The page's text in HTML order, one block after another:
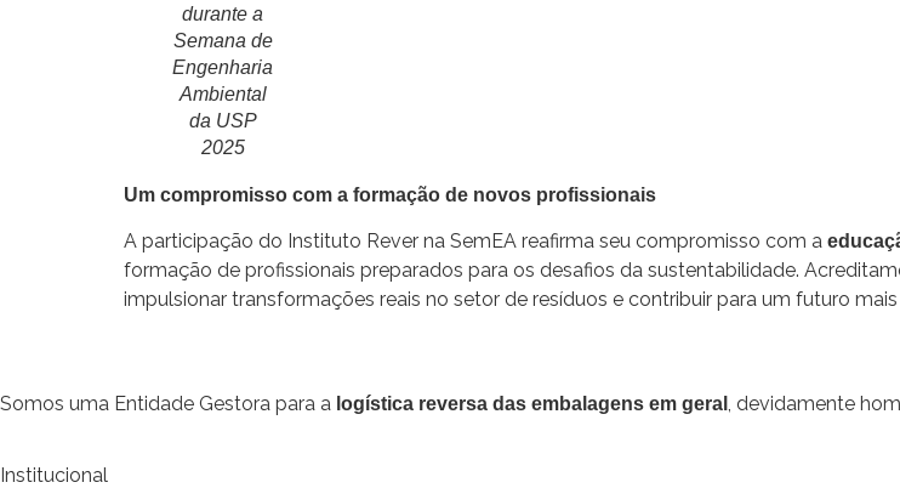
durante a
Semana de
Engenharia
Ambiental
da USP
2025
Um compromisso com a formação de novos profissionais
A participação do Instituto Rever na SemEA reafirma seu compromisso com a
formação de profissionais preparados para os desafios da sustentabilidade.
impulsionar transformações reais no setor de resíduos e contribuir para um futuro mais
Somos uma Entidade Gestora para a logística reversa das embalagens em geral , devidamente
Institucional